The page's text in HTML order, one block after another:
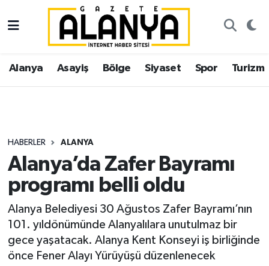
Alanya Asayiş Bölge Siyaset Spor Turizm
HABERLER ALANYA
Alanya’da Zafer Bayramı
programı belli oldu
Alanya Belediyesi 30 Ağustos Zafer Bayramı’nın
101. yıldönümünde Alanyalılara unutulmaz bir
gece yaşatacak. Alanya Kent Konseyi iş birliğinde
önce Fener Alayı Yürüyüşü düzenlenecek
Alanya
Asayiş
Siyaset
Spor
Turizm
Ekonomi
Gazipaşa
İstanbul Nöbetçi Eczaneler
İstanbul Hava Durumu
Süper Lig Puan Durumu ve Fikstür
Tüm Manşetler
Son Dakika Haberleri
Haber Arşivi